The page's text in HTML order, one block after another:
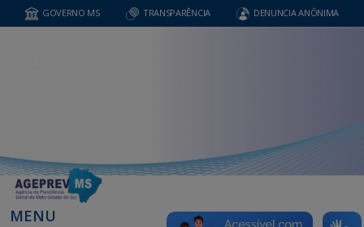
GOVERNO MS TRANSPARÊNCIA DENUNCIA ANÔNIMA
MENU